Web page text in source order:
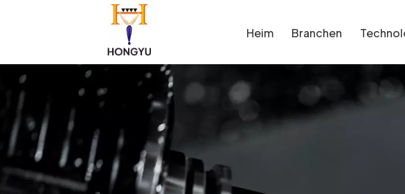
Heim Branchen